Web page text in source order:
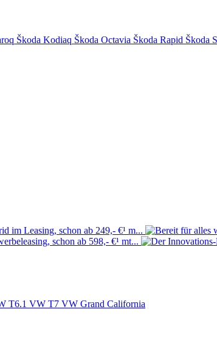
Škoda Kodiaq Škoda Octavia Škoda Rapid Škoda
T6.1 VW T7 VW Grand California